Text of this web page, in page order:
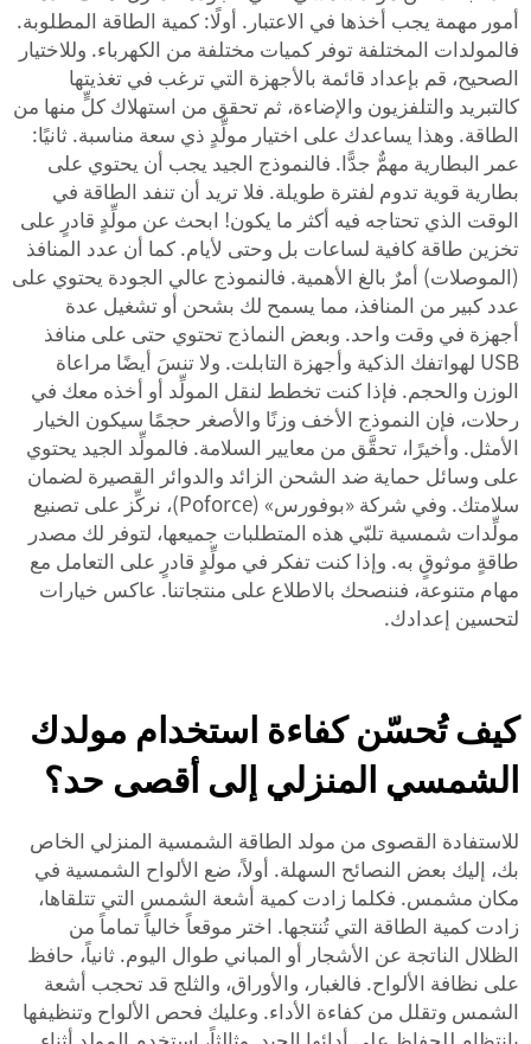
أمور مهمة يجب أخذها في الاعتبار. أولًا: كمية الطاقة المطلوبة.
فالمولدات المختلفة توفر كميات مختلفة من الكهرباء. وللاختيار
الصحيح، قم بإعداد قائمة بالأجهزة التي ترغب في تغذيتها
كالتبريد والتلفزيون والإضاءة، ثم تحقق من استهلاك كلٍّ منها من
الطاقة. وهذا يساعدك على اختيار مولِّدٍ ذي سعة مناسبة. ثانيًا:
عمر البطارية مهمٌّ جدًّا. فالنموذج الجيد يجب أن يحتوي على
بطارية قوية تدوم لفترة طويلة. فلا تريد أن تنفد الطاقة في
الوقت الذي تحتاجه فيه أكثر ما يكون! ابحث عن مولِّدٍ قادرٍ على
تخزين طاقة كافية لساعات بل وحتى لأيام. كما أن عدد المنافذ
(الموصلات) أمرٌ بالغ الأهمية. فالنموذج عالي الجودة يحتوي على
عدد كبير من المنافذ، مما يسمح لك بشحن أو تشغيل عدة
أجهزة في وقت واحد. وبعض النماذج تحتوي حتى على منافذ
USB لهواتفك الذكية وأجهزة التابلت. ولا تنسَ أيضًا مراعاة
الوزن والحجم. فإذا كنت تخطط لنقل المولِّد أو أخذه معك في
رحلات، فإن النموذج الأخف وزنًا والأصغر حجمًا سيكون الخيار
الأمثل. وأخيرًا، تحقَّق من معايير السلامة. فالمولِّد الجيد يحتوي
على وسائل حماية ضد الشحن الزائد والدوائر القصيرة لضمان
سلامتك. وفي شركة «بوفورس» (Poforce)، نركِّز على تصنيع
مولِّدات شمسية تلبّي هذه المتطلبات جميعها، لتوفر لك مصدر
طاقةٍ موثوقٍ به. وإذا كنت تفكر في مولِّدٍ قادرٍ على التعامل مع
مهام متنوعة، فننصحك بالاطلاع على منتجاتنا. عاكس خيارات
لتحسين إعدادك.
كيف تُحسّن كفاءة استخدام مولدك
الشمسي المنزلي إلى أقصى حد؟
للاستفادة القصوى من مولد الطاقة الشمسية المنزلي الخاص
بك، إليك بعض النصائح السهلة. أولاً، ضع الألواح الشمسية في
مكان مشمس. فكلما زادت كمية أشعة الشمس التي تتلقاها،
زادت كمية الطاقة التي تُنتجها. اختر موقعاً خالياً تماماً من
الظلال الناتجة عن الأشجار أو المباني طوال اليوم. ثانياً، حافظ
على نظافة الألواح. فالغبار، والأوراق، والثلج قد تحجب أشعة
الشمس وتقلل من كفاءة الأداء. وعليك فحص الألواح وتنظيفها